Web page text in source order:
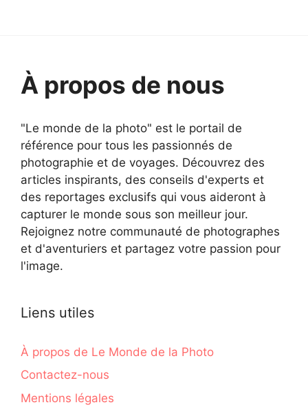
À propos de nous
"Le monde de la photo" est le portail de
référence pour tous les passionnés de
photographie et de voyages. Découvrez des
articles inspirants, des conseils d'experts et
des reportages exclusifs qui vous aideront à
capturer le monde sous son meilleur jour.
Rejoignez notre communauté de photographes
et d'aventuriers et partagez votre passion pour
l'image.
Liens utiles
À propos de Le Monde de la Photo
Contactez-nous
Mentions légales